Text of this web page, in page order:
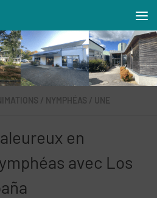
/ NYMPHÉAS / UNE
en
avec Los